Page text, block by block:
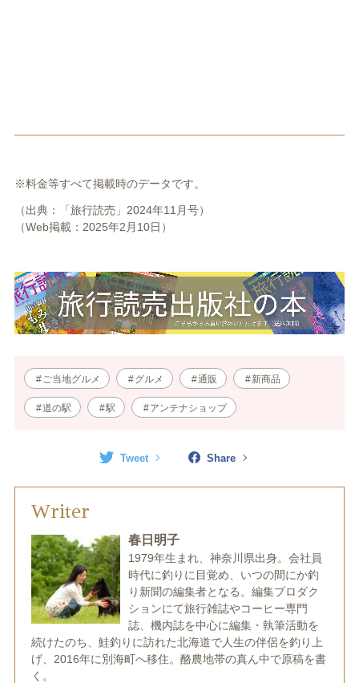
※料金等すべて掲載時のデータです。
（出典：「旅行読売」2024年11月号）
（Web掲載：2025年2月10日）
ご当地グルメ グルメ 通販 新商品
道の駅 駅 アンテナショップ
Tweet Share
Writer
春日明子
1979年生まれ、神奈川県出身。会社員
時代に釣りに目覚め、いつの間にか釣
り新聞の編集者となる。編集プロダク
ションにて旅行雑誌やコーヒー専門
誌、機内誌を中心に編集・執筆活動を
続けたのち、鮭釣りに訪れた北海道で人生の伴侶を釣り上
げ、2016年に別海町へ移住。酪農地帯の真ん中で原稿を書
く。